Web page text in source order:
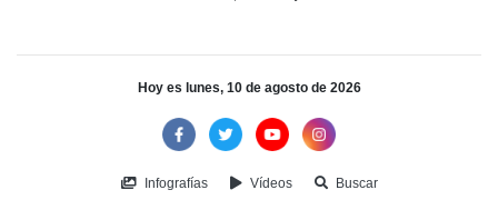
Hoy es lunes, 10 de agosto de 2026
Infografías Vídeos Buscar